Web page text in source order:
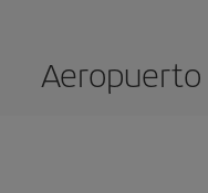
Aeropuerto